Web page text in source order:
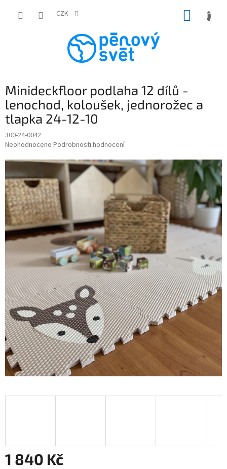
CZK
Minideckfloor podlaha 12 dílů -
lenochod, koloušek, jednorožec a
tlapka 24-12-10
300-24-0042
Průměrné
produktu
je
0,0
z
5
hvězdiček.
Neohodnoceno Podrobnosti hodnocení
1 840 Kč